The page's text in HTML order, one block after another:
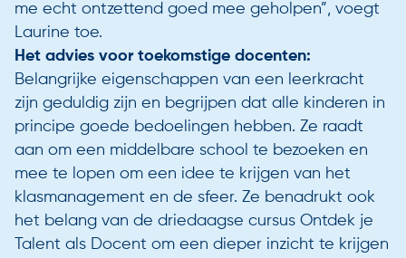
me echt ontzettend goed mee geholpen”, voegt
Laurine toe.
Het advies voor toekomstige docenten:
Belangrijke eigenschappen van een leerkracht
zijn geduldig zijn en begrijpen dat alle kinderen in
principe goede bedoelingen hebben. Ze raadt
aan om een middelbare school te bezoeken en
mee te lopen om een idee te krijgen van het
klasmanagement en de sfeer. Ze benadrukt ook
het belang van de driedaagse cursus Ontdek je
Talent als Docent om een dieper inzicht te krijgen